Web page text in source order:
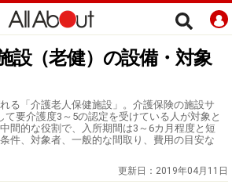
設（老健）の設備・対象
る「介護老人保健施設」。介護保険の施設サ
て要介護度3～5の認定を受けている人が対象と
間的な役割で、入所期間は3～6カ月程度と短
件、対象者、一般的な間取り、費用の目安な
更新日： 2019年04月11日